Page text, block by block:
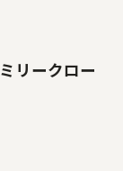
リークロー